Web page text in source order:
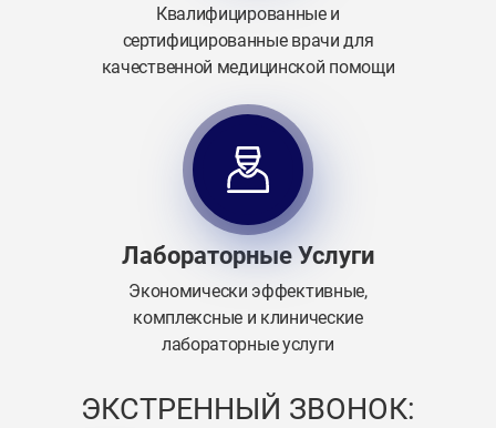
Квалифицированные и
сертифицированные врачи для
качественной медицинской помощи
Лабораторные Услуги
Экономически эффективные,
комплексные и клинические
лабораторные услуги
ЭКСТРЕННЫЙ ЗВОНОК: